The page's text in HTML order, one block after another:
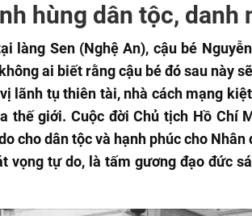
hùng dân tộc, danh
làng Sen (Nghệ An), cậu bé
ai biết rằng cậu bé đó sau này
lãnh tụ thiên tài, nhà cách mạng
thế giới. Cuộc đời Chủ tịch Hồ Chí
cho dân tộc và hạnh phúc cho
vọng tự do, là tấm gương đạo đức